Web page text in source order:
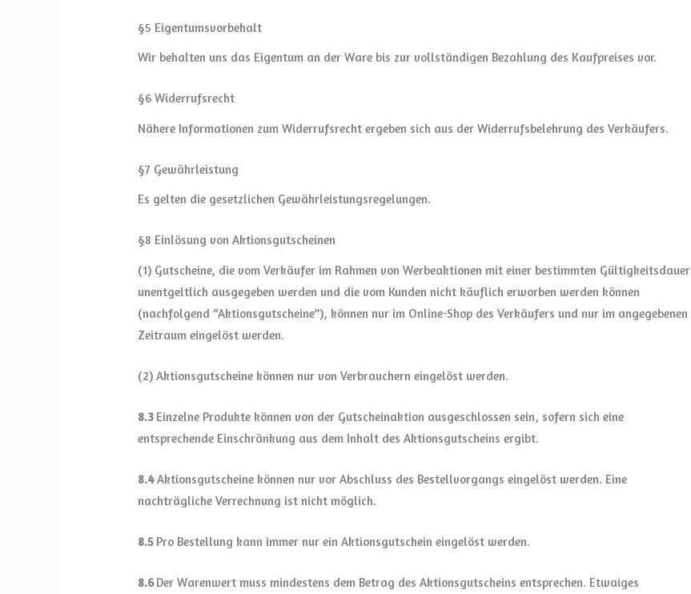
§5 Eigentumsvorbehalt
Wir behalten uns das Eigentum an der Ware bis zur vollständigen Bezahlung des Kaufpreises vor.
§6 Widerrufsrecht
Nähere Informationen zum Widerrufsrecht ergeben sich aus der Widerrufsbelehrung des Verkäufers.
§7 Gewährleistung
Es gelten die gesetzlichen Gewährleistungsregelungen.
§8 Einlösung von Aktionsgutscheinen
(1) Gutscheine, die vom Verkäufer im Rahmen von Werbeaktionen mit einer bestimmten Gültigkeitsdauer
unentgeltlich ausgegeben werden und die vom Kunden nicht käuflich erworben werden können
(nachfolgend “Aktionsgutscheine”), können nur im Online-Shop des Verkäufers und nur im angegebenen
Zeitraum eingelöst werden.
(2) Aktionsgutscheine können nur von Verbrauchern eingelöst werden.
8.3 Einzelne Produkte können von der Gutscheinaktion ausgeschlossen sein, sofern sich eine
entsprechende Einschränkung aus dem Inhalt des Aktionsgutscheins ergibt.
8.4Aktionsgutscheine können nur vor Abschluss des Bestellvorgangs eingelöst werden. Eine
nachträgliche Verrechnung ist nicht möglich.
8.5 Pro Bestellung kann immer nur ein Aktionsgutschein eingelöst werden.
8.6Der Warenwert muss mindestens dem Betrag des Aktionsgutscheins entsprechen. Etwaiges